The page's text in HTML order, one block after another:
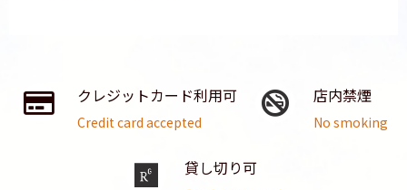
クレジットカード利用可
Credit card accepted
店内禁煙
No smoking
貸し切り可